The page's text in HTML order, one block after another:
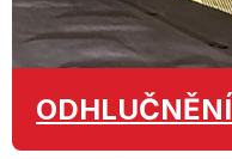
ODHLUČNĚNÍ